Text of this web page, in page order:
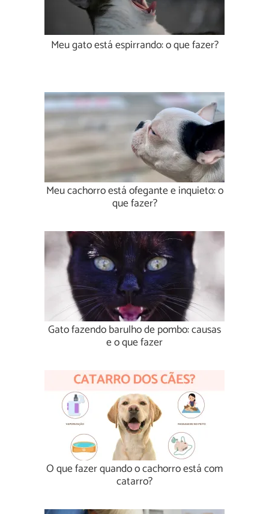
Meu gato está espirrando: o que fazer?
Meu cachorro está ofegante e inquieto: o
que fazer?
Gato fazendo barulho de pombo: causas
e o que fazer
O que fazer quando o cachorro está com
catarro?